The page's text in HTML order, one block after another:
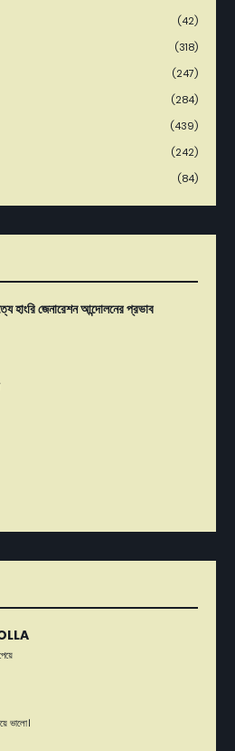
(42)
(318)
(247)
(284)
(439)
(242)
(84)
হাংরি জেনারেশন আন্দোলনের প্রভাব
ভালো।